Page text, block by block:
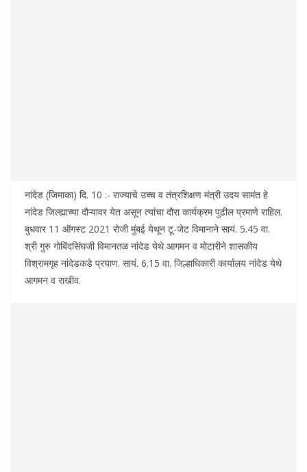
नांदेड (जिमाका) दि. 10 :- राज्याचे उच्च व तंत्रशिक्षण मंत्री उदय सामंत हे
नांदेड जिल्ह्याच्या दौऱ्यावर येत असून त्यांचा दौरा कार्यक्रम पुढील प्रमाणे राहिल.
बुधवार 11 ऑगस्ट 2021 रोजी मुंबई येथून टू-जेट विमानाने सायं. 5.45 वा.
श्री गुरु गोबिंदसिंघजी विमानतळ नांदेड येथे आगमन व मोटारीने शासकीय
विश्रामगृह नांदेडकडे प्रयाण. सायं. 6.15 वा. जिल्हाधिकारी कार्यालय नांदेड येथे
आगमन व राखीव.